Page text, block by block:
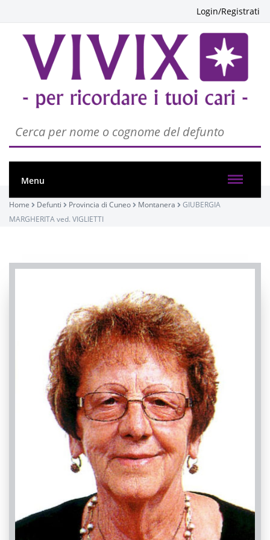
Login/Registrati
Menu
Home Defunti Provincia di Cuneo Montanera
GIUBERGIA
MARGHERITA ved. VIGLIETTI